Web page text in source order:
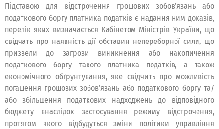
Підставою для відстрочення грошових зобов’язань або
податкового боргу платника податків є надання ним доказів,
перелік яких визначається Кабінетом Міністрів України, що
свідчать про наявність дії обставин непереборної сили, що
призвели до загрози виникнення або накопичення
податкового боргу такого платника податків, а також
економічного обґрунтування, яке свідчить про можливість
погашення грошових зобов’язань або податкового боргу та/
або збільшення податкових надходжень до відповідного
бюджету внаслідок застосування режиму відстрочення,
протягом якого відбудуться зміни політики управління